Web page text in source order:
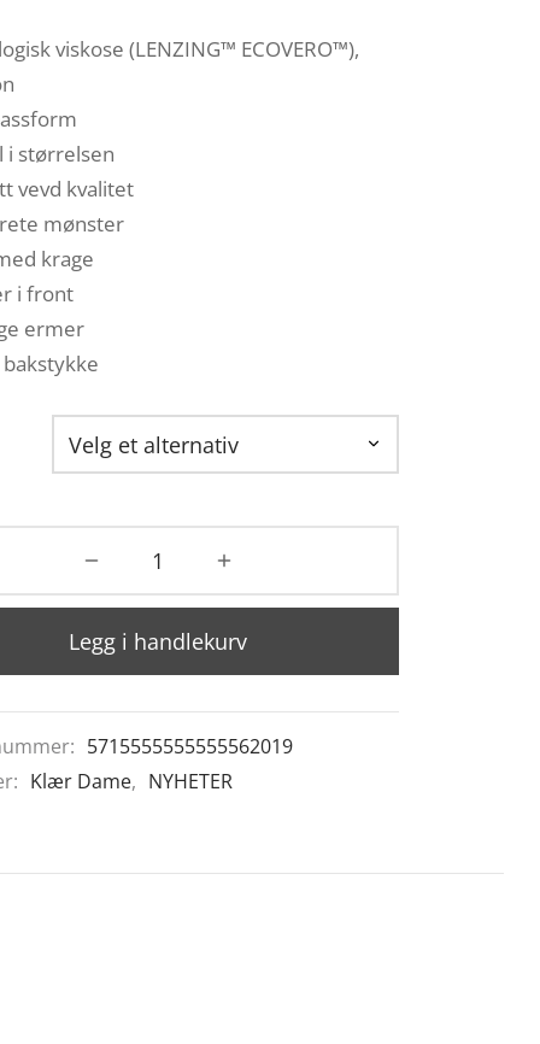
viskose (LENZING™ ECOVERO™),
i størrelsen
vevd kvalitet
mønster
krage
i front
ermer
Legg i handlekurv
5715555555555562019
Klær Dame, NYHETER